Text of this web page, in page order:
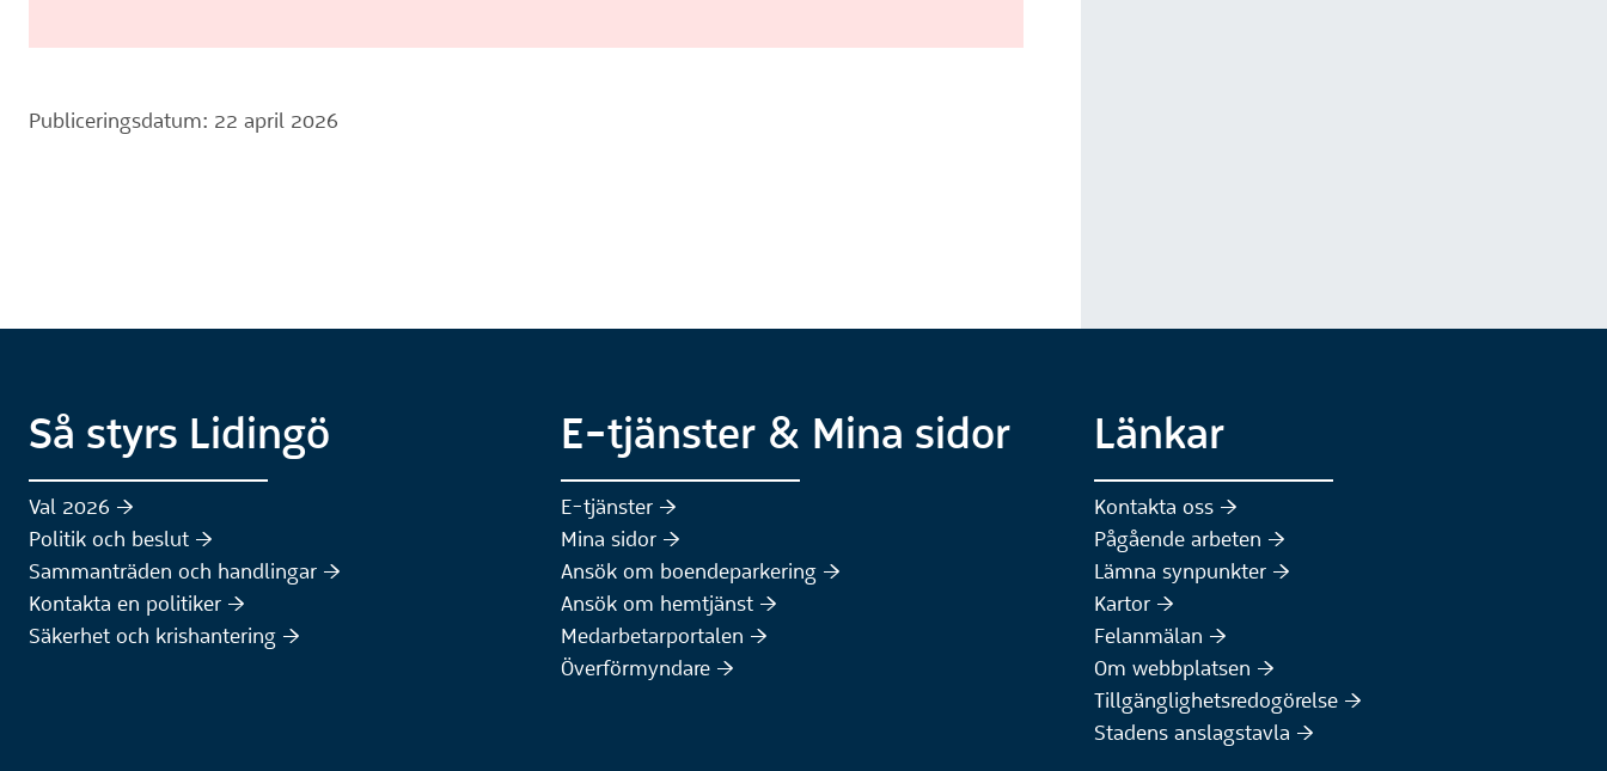
Publiceringsdatum: 22 april 2026
Så styrs Lidingö
Val 2026 :höger:
Politik och beslut :höger:
Sammanträden och handlingar :höger:
Kontakta en politiker :höger:
Säkerhet och krishantering :höger:
E-tjänster & Mina sidor
E-tjänster :höger:
Mina sidor :höger:
Ansök om boendeparkering :höger:
Ansök om hemtjänst :höger:
Medarbetarportalen :höger:
Överförmyndare :höger:
Länkar
Kontakta oss :höger:
Pågående arbeten :höger:
Lämna synpunkter :höger:(Extern webbplats)
Kartor :höger:(Extern webbplats)
Felanmälan :höger:(Extern webbplats)
Om webbplatsen :höger:
Tillgänglighetsredogörelse :höger:
Stadens anslagstavla :höger: